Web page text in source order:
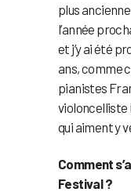
plus
l’année
et j’y ai été
ans, comme
pianistes
violoncelliste
qui aiment y
Comment
Festival ?